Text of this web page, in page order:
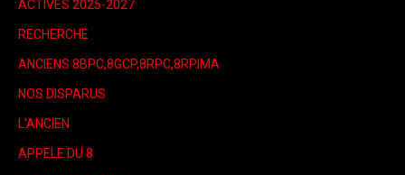
ACTIVES 2025-2027
RECHERCHE
ANCIENS 8BPC,8GCP,8RPC,8RPIMA
NOS DISPARUS
L'ANCIEN
APPELE DU 8